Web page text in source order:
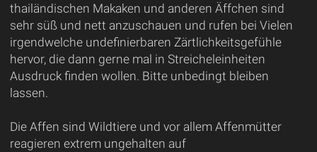
thailändischen Makaken und anderen Äffchen sind
sehr süß und nett anzuschauen und rufen bei Vielen
irgendwelche undefinierbaren Zärtlichkeitsgefühle
hervor, die dann gerne mal in Streicheleinheiten
Ausdruck finden wollen. Bitte unbedingt bleiben
lassen.
Die Affen sind Wildtiere und vor allem Affenmütter
reagieren extrem ungehalten auf